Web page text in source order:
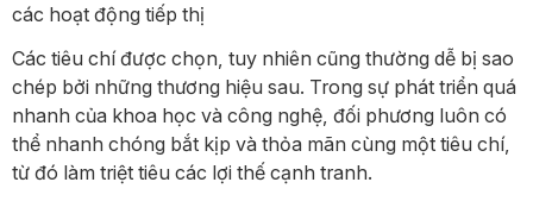
các hoạt động tiếp thị
Các tiêu chí được chọn, tuy nhiên cũng thường dễ bị sao
chép bởi những thương hiệu sau. Trong sự phát triển quá
nhanh của khoa học và công nghệ, đối phương luôn có
thể nhanh chóng bắt kịp và thỏa mãn cùng một tiêu chí,
từ đó làm triệt tiêu các lợi thế cạnh tranh.